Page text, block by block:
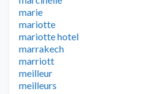
marie
mariotte
mariotte hotel
marrakech
marriott
meilleur
meilleurs